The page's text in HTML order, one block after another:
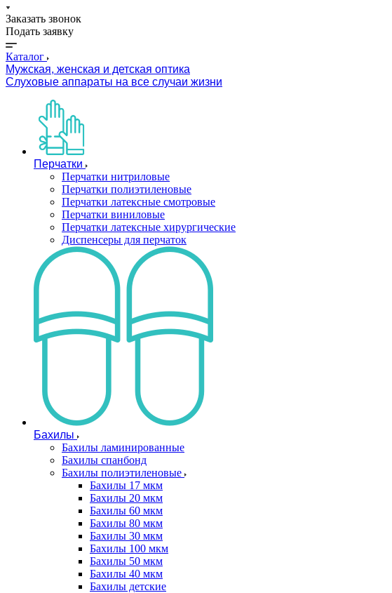
Заказать звонок
Подать заявку
Каталог
Мужская, женская и детская оптика
Слуховые аппараты на все случаи жизни
Перчатки
Перчатки нитриловые
Перчатки полиэтиленовые
Перчатки латексные смотровые
Перчатки виниловые
Перчатки латексные хирургические
Диспенсеры для перчаток
Бахилы
Бахилы ламинированные
Бахилы спанбонд
Бахилы полиэтиленовые
Бахилы 17 мкм
Бахилы 20 мкм
Бахилы 60 мкм
Бахилы 80 мкм
Бахилы 30 мкм
Бахилы 100 мкм
Бахилы 50 мкм
Бахилы 40 мкм
Бахилы детские